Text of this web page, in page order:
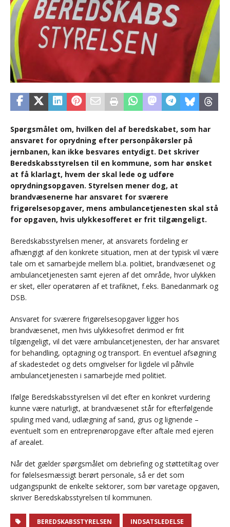
Spørgsmålet om, hvilken del af beredskabet, som har
ansvaret for oprydning efter personpåkørsler på
jernbanen, kan ikke besvares entydigt. Det skriver
Beredskabsstyrelsen til en kommune, som har ønsket
at få klarlagt, hvem der skal lede og udføre
oprydningsopgaven. Styrelsen mener dog, at
brandvæsenerne har ansvaret for sværere
frigørelsesopgaver, mens ambulancetjenesten skal stå
for opgaven, hvis ulykkesofferet er frit tilgængeligt.
Beredskabsstyrelsen mener, at ansvarets fordeling er
afhængigt af den konkrete situation, men at der typisk vil være
tale om et samarbejde mellem bl.a. politiet, brandvæsenet og
ambulancetjenesten samt ejeren af det område, hvor ulykken
er sket, eller operatøren af et trafiknet, f.eks. Banedanmark og
DSB.
Ansvaret for sværere frigørelsesopgaver ligger hos
brandvæsenet, men hvis ulykkesofret derimod er frit
tilgængeligt, vil det være ambulancetjenesten, der har ansvaret
for behandling, optagning og transport. En eventuel afsøgning
af skadestedet og dets omgivelser for ligdele vil påhvile
ambulancetjenesten i samarbejde med politiet.
Ifølge Beredskabsstyrelsen vil det efter en konkret vurdering
kunne være naturligt, at brandvæsenet står for efterfølgende
spuling med vand, udlægning af sand, grus og lignende –
eventuelt som en entreprenøropgave efter aftale med ejeren
af arealet.
Når det gælder spørgsmålet om debriefing og støttetiltag over
for følelsesmæssigt berørt personale, så er det som
udgangspunkt de enkelte sektorer, som bør varetage opgaven,
skriver Beredskabsstyrelsen til kommunen.
BEREDSKABSSTYRELSEN INDSATSLEDELSE